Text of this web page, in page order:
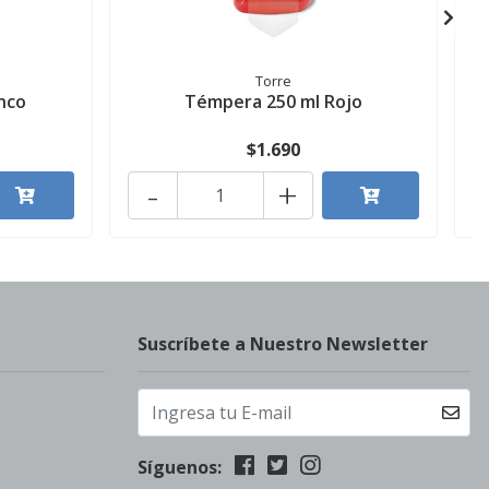
Torre
Témpera 250 ml Rojo
$1.690
+
-
Suscríbete a Nuestro Newsletter
Síguenos: